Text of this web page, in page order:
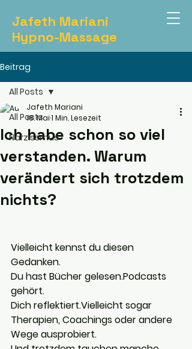
Jafeth Mariani
Hypno-Massage
Beitrag
All Posts
Narzissmus
All Posts
Ich habe schon so viel
verstanden. Warum
verändert sich trotzdem
nichts?
Jafeth Mariani
18. Mai1 Min. Lesezeit
Vielleicht kennst du diesen
Gedanken.
Du hast Bücher gelesen.Podcasts
gehört.
Dich reflektiert.Vielleicht sogar
Therapien, Coachings oder andere
Wege ausprobiert.